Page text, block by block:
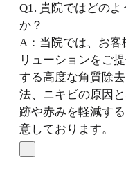
Q1. 貴院ではどの
か？
A：当院では、お客
リューションをご
する高度な角質除
法、ニキビの原因
跡や赤みを軽減す
意しております。